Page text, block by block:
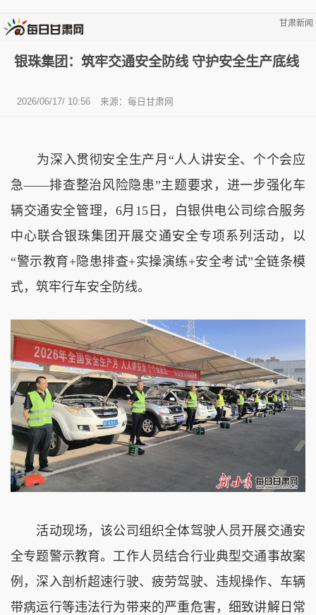
甘肃新闻
银珠集团：筑牢交通安全防线 守护安全生产底线
2026/06/17/ 10:56 来源： 每日甘肃网
为深入贯彻安全生产月“人人讲安全、个个会应
急——排查整治风险隐患”主题要求，进一步强化车
辆交通安全管理，6月15日，白银供电公司综合服务
中心联合银珠集团开展交通安全专项系列活动，以
“警示教育+隐患排查+实操演练+安全考试”全链条模
式，筑牢行车安全防线。
活动现场，该公司组织全体驾驶人员开展交通安
全专题警示教育。工作人员结合行业典型交通事故案
例，深入剖析超速行驶、疲劳驾驶、违规操作、车辆
带病运行等违法行为带来的严重危害，细致讲解日常